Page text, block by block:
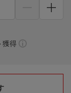
獲得